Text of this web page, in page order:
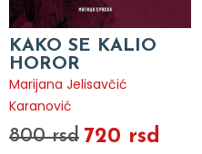
KAKO SE KALIO
HOROR
Marijana Jelisavčić
Karanović
800 rsd 720 rsd